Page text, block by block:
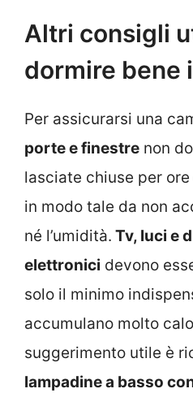
Altri consigli
dormire bene
Per assicurarsi una
porte e finestre non
lasciate chiuse per
in modo tale da non
né l’umidità. Tv, luci e
elettronici devono
solo il minimo
accumulano molto
suggerimento utile è
lampadine a basso